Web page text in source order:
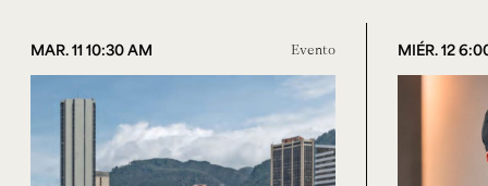
MAR. 11 10:30 AM Evento MIÉR. 12